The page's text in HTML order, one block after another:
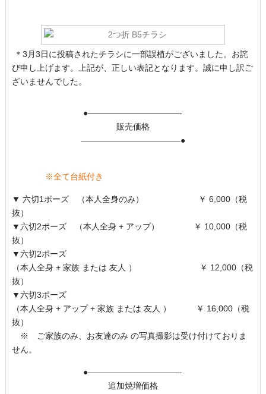
＊3月3日に投稿されたチラシに一部誤植がございました。お詫
び申し上げます。上記が、正しい表記となります。誠に申し訳ご
ざいませんでした。
●———————————-
販売価格
————————————●
※全て台紙付き
▼ 六切1ポーズ （本人全身のみ） ￥ 6,000（税
抜）
▼六切2ポーズ （本人全身 + アップ） ￥ 10,000（税
抜）
▼六切2ポーズ
（本人全身 + 家族 または 友人 ） ￥ 12,000（税
抜）
▼六切3ポーズ
（本人全身 + アップ + 家族 または 友人 ） ￥ 16,000（税
抜）
※ ご家族のみ、お友達のみ の写真撮影は受け付けておりま
せん。
●———————————-
追加焼増価格